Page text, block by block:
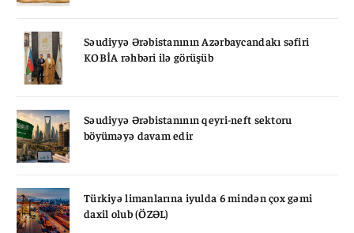
Səudiyyə Ərəbistanının Azərbaycandakı səfiri
KOBİA rəhbəri ilə görüşüb
Səudiyyə Ərəbistanının qeyri-neft sektoru
böyüməyə davam edir
Türkiyə limanlarına iyulda 6 mindən çox gəmi
daxil olub (ÖZƏL)